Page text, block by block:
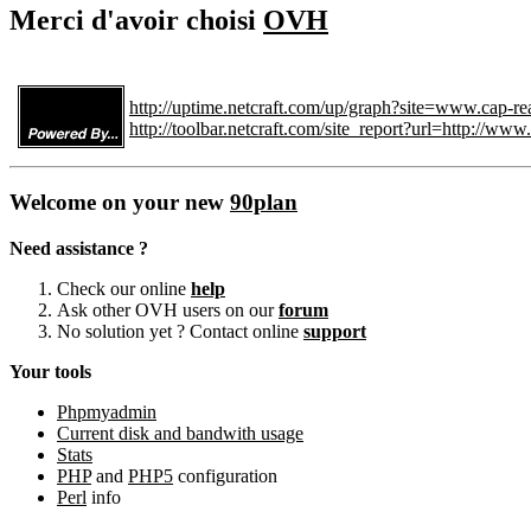
Merci d'avoir choisi OVH
http://uptime.netcraft.com/up/graph?site=www.cap-
http://toolbar.netcraft.com/site_report?url=http://
Welcome on your new 90plan
Need assistance ?
Check our online help
Ask other OVH users on ourforum
No solution yet ? Contact online support
Your tools
Phpmyadmin
Current disk and bandwith usage
Stats
PHPand PHP5 configuration
Perl info